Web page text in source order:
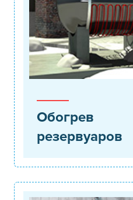
Обогрев
резервуаров